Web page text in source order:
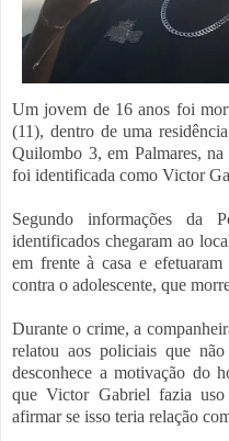
Um jovem de 16 anos foi
(11), dentro de uma
Quilombo 3, em Palmares,
foi identificada como Victor
Segundo informações da
identificados chegaram ao
em frente à casa e
contra o adolescente, que
Durante o crime, a
relatou aos policiais que
desconhece a motivação do
que Victor Gabriel fazia uso
afirmar se isso teria relação